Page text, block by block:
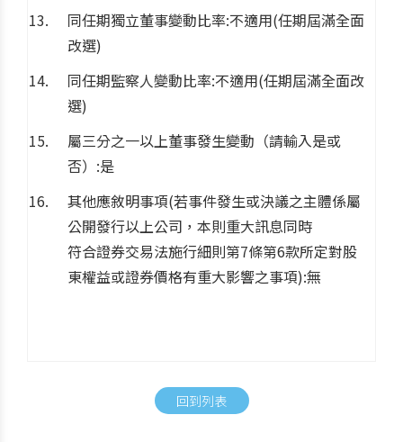
同任期獨立董事變動比率:不適用(任期屆滿全面
改選)
同任期監察人變動比率:不適用(任期屆滿全面改
選)
屬三分之一以上董事發生變動（請輸入是或
否）:是
其他應敘明事項(若事件發生或決議之主體係屬
公開發行以上公司，本則重大訊息同時
符合證券交易法施行細則第7條第6款所定對股
東權益或證券價格有重大影響之事項):無
回到列表